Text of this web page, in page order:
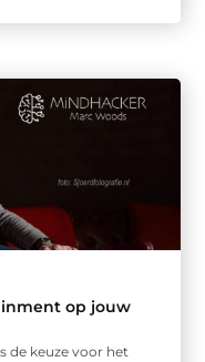
op jouw
de keuze voor het